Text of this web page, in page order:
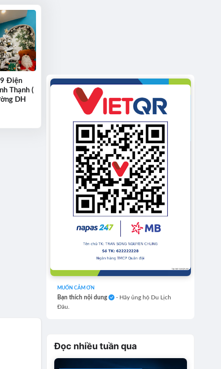
Điện
Thạnh (
DH
MUỐN CẢM ƠN
Bạn thích nội dung
- Hãy ủng hộ Du Lịch
Đâu.
Đọc nhiều tuần qua